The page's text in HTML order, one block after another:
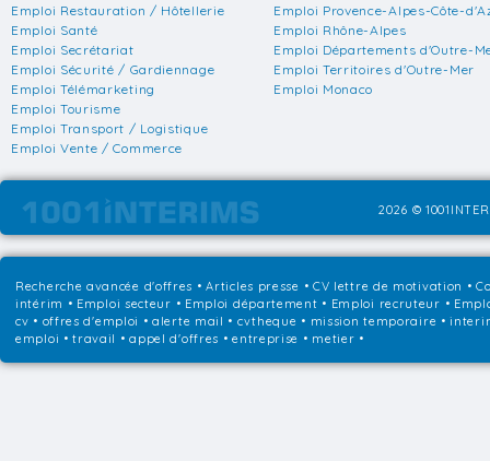
Emploi Restauration / Hôtellerie
Emploi Santé
Emploi Secrétariat
Emploi Sécurité / Gardiennage
Emploi Télémarketing
Emploi Tourisme
Emploi Transport / Logistique
Emploi Vente / Commerce
Emploi Provence-Alpes-Côte-
Emploi Rhône-Alpes
Emploi Départements d'Outre-
Emploi Territoires d'Outre-Mer
Emploi Monaco
2026 ©
Recherche avancée d'offres •Articles presse • CV lettre de motivation •
intérim • Emploi secteur • Emploi département • Emploi recruteur •
cv • offres d'emploi • alerte mail • cvtheque • mission temporaire •
emploi • travail • appel d'offres • entreprise • metier •